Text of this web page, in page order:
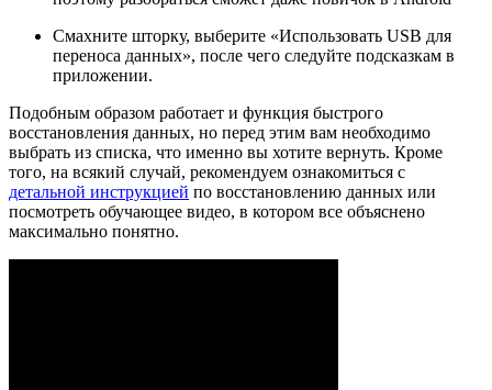
Смахните шторку, выберите «Использовать USB для
переноса данных», после чего следуйте подсказкам в
приложении.
Подобным образом работает и функция быстрого
восстановления данных, но перед этим вам необходимо
выбрать из списка, что именно вы хотите вернуть. Кроме
того, на всякий случай, рекомендуем ознакомиться с
детальной инструкцией по восстановлению данных или
посмотреть обучающее видео, в котором все объяснено
максимально понятно.